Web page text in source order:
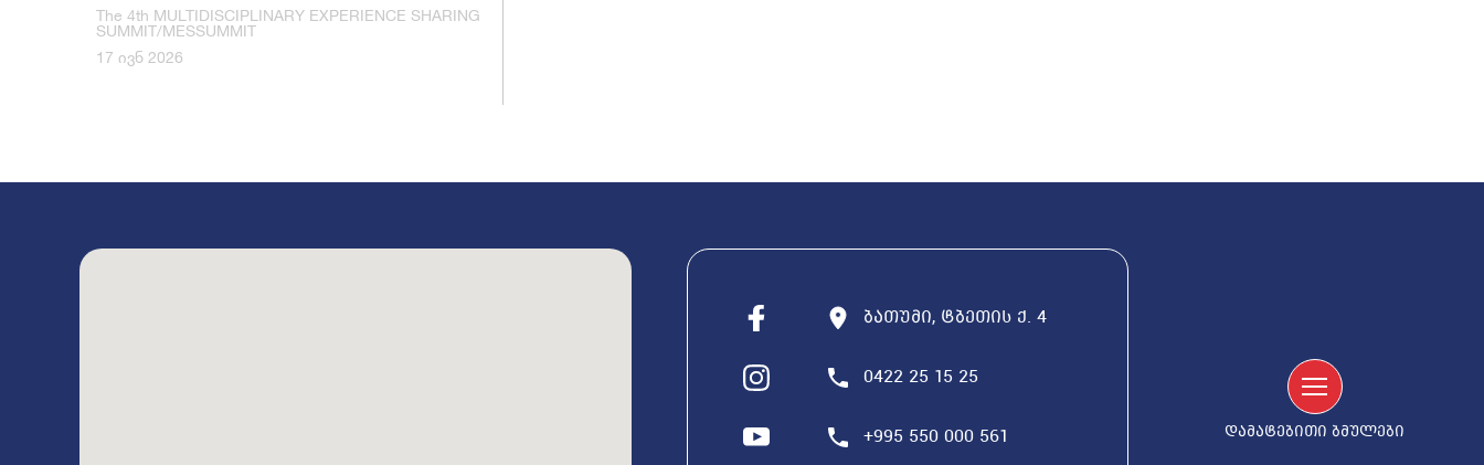
The 4th MULTIDISCIPLINARY EXPERIENCE SHARING
SUMMIT/MESSUMMIT
17 ივნ 2026
ბათუმი, ტბეთის ქ. 4
0422 25 15 25
+995 550 000 561 დამატებითი ბმულები